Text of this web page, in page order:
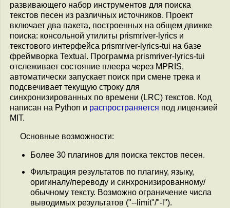
развивающего набор инструментов для поиска
текстов песен из различных источников. Проект
включает два пакета, построенных на общем движке
поиска: консольной утилиты prismriver-lyrics и
текстового интерфейса prismriver-lyrics-tui на базе
фреймворка Textual. Программа prismriver-lyrics-tui
отслеживает состояние плеера через MPRIS,
автоматически запускает поиск при смене трека и
подсвечивает текущую строку для
синхронизированных по времени (LRC) текстов. Код
написан на Python и распространяется под лицензией
MIT.
Основные возможности:
Более 30 плагинов для поиска текстов песен.
Фильтрация результатов по плагину, языку,
оригиналу/переводу и синхронизированному/
обычному тексту. Возможно ограничение числа
выводимых результатов ("--limit"/"-l").